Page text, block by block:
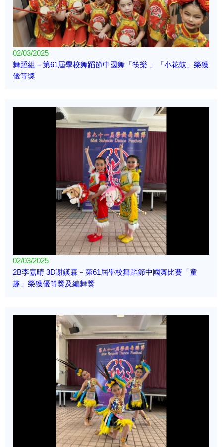
02/03/2025
舞蹈組－第61屆學校舞蹈節中國舞「筷樂 」「小花鼓」榮獲
優等獎
02/03/2025
2B李嘉晴 3D謝鍈霖－第61屆學校舞蹈節中國舞比賽「童
趣」榮獲優等獎及編舞獎